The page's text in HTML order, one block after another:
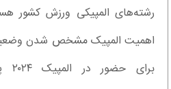
رشته‌های المپیکی ورزش کشور
اهمیت المپیک مشخص شدن